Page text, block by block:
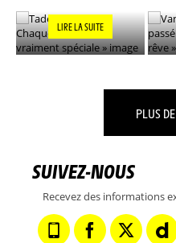
LIRE LA SUITE
PLUS
SUIVEZ-NOUS
Recevez des informations